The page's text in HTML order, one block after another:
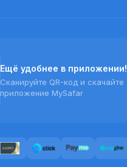
Ещё удобнее в приложении!
Сканируйте QR-код и скачайте
приложение MySafar